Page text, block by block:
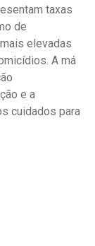
taxas
de
elevadas
A má
e a
cuidados para